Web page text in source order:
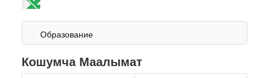
Образование
Кошумча Маалымат